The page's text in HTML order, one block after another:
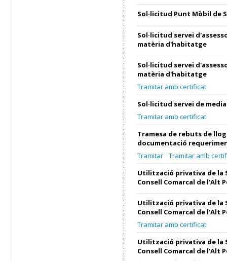
Sol·licitud Punt Mòbil de
Sol·licitud servei
matèria d'habitatge
Sol·licitud servei
matèria d'habitatge
Tramitar amb certificat
Sol·licitud servei de
Tramitar amb certificat
Tramesa de rebuts de
documentació
Tramitar
Tramitar amb
Utilització privativa de la
Consell Comarcal de l'Alt
Utilització privativa de la
Consell Comarcal de l'Alt
Tramitar amb certificat
Utilització privativa de la
Consell Comarcal de l'Alt